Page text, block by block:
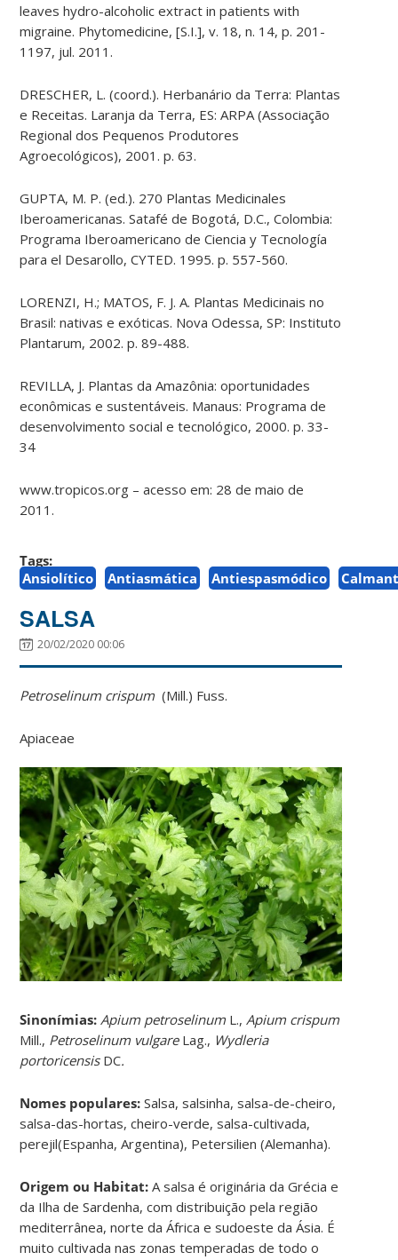
leaves hydro-alcoholic extract in patients with
migraine. Phytomedicine, [S.I.], v. 18, n. 14, p. 201-
1197, jul. 2011.
DRESCHER, L. (coord.). Herbanário da Terra: Plantas
e Receitas. Laranja da Terra, ES: ARPA (Associação
Regional dos Pequenos Produtores
Agroecológicos), 2001. p. 63.
GUPTA, M. P. (ed.). 270 Plantas Medicinales
Iberoamericanas. Satafé de Bogotá, D.C., Colombia:
Programa Iberoamericano de Ciencia y Tecnología
para el Desarollo, CYTED. 1995. p. 557-560.
LORENZI, H.; MATOS, F. J. A. Plantas Medicinais no
Brasil: nativas e exóticas. Nova Odessa, SP: Instituto
Plantarum, 2002. p. 89-488.
REVILLA, J. Plantas da Amazônia: oportunidades
econômicas e sustentáveis. Manaus: Programa de
desenvolvimento social e tecnológico, 2000. p. 33-
34
www.tropicos.org – acesso em: 28 de maio de
2011.
Tags:
Ansiolítico
Antiasmática Antiespasmódico
SALSA
20/02/2020 00:06
Petroselinum crispum (Mill.) Fuss.
Apiaceae
Sinonímias: Apium petroselinum L., Apium crispum
Mill., Petroselinum vulgareLag., Wydleria
portoricensisDC.
Nomes populares:Salsa, salsinha, salsa-de-cheiro,
salsa-das-hortas, cheiro-verde, salsa-cultivada,
perejil(Espanha, Argentina), Petersilien (Alemanha).
Origem ou Habitat:A salsa é originária da Grécia e
da Ilha de Sardenha, com distribuição pela região
mediterrânea, norte da África e sudoeste da Ásia. É
muito cultivada nas zonas temperadas de todo o